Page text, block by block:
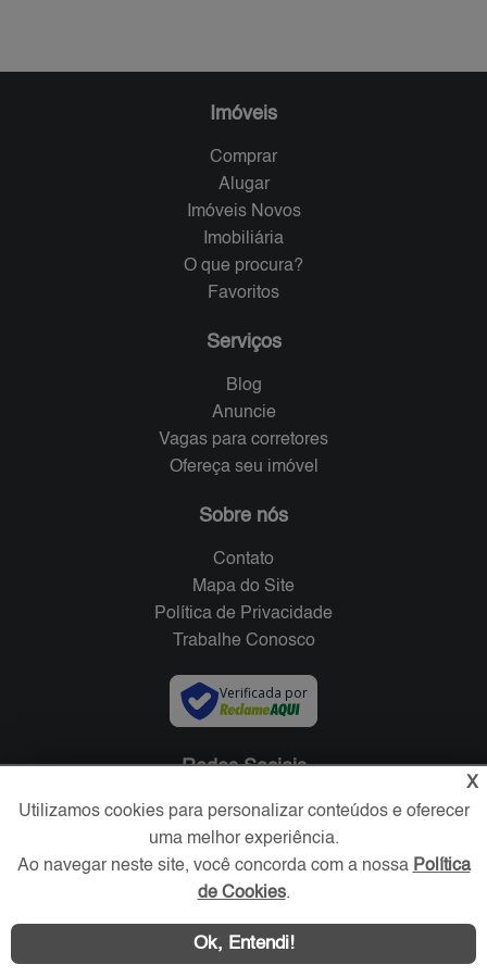
Imóveis
Comprar
Alugar
Imóveis Novos
Imobiliária
O que procura?
Favoritos
Serviços
Blog
Anuncie
Vagas para corretores
Ofereça seu imóvel
Sobre nós
Contato
Mapa do Site
Política de Privacidade
Trabalhe Conosco
Verificada por
Redes Sociais
X
Utilizamos cookies para personalizar conteúdos e oferecer
uma melhor experiência.
Ao navegar neste site, você concorda com a nossa Política
de Cookies.
Ok, Entendi!